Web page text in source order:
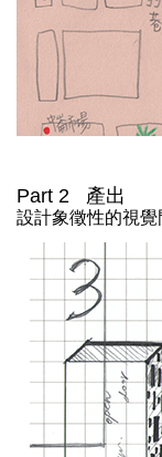
Part 2 產出
設計象徵性的視